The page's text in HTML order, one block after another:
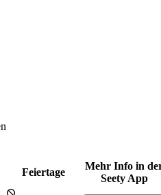
Feiertage
Mehr Info in
Seety App